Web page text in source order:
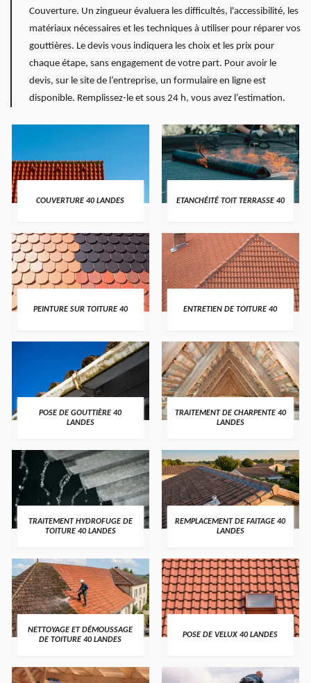
Couverture. Un zingueur évaluera les difficultés, l'accessibilité, les
matériaux nécessaires et les techniques à utiliser pour réparer vos
gouttières. Le devis vous indiquera les choix et les prix pour
chaque étape, sans engagement de votre part. Pour avoir le
devis, sur le site de l’entreprise, un formulaire en ligne est
disponible. Remplissez-le et sous 24 h, vous avez l’estimation.
COUVERTURE 40 LANDES ETANCHÉITÉ TOIT TERRASSE 40
PEINTURE SUR TOITURE 40 ENTRETIEN DE TOITURE 40
POSE DE GOUTTIÈRE 40
LANDES
TRAITEMENT DE CHARPENTE 40
LANDES
TRAITEMENT HYDROFUGE DE
TOITURE 40 LANDES
REMPLACEMENT DE FAITAGE 40
LANDES
NETTOYAGE ET DÉMOUSSAGE
DE TOITURE 40 LANDES
POSE DE VELUX 40 LANDES